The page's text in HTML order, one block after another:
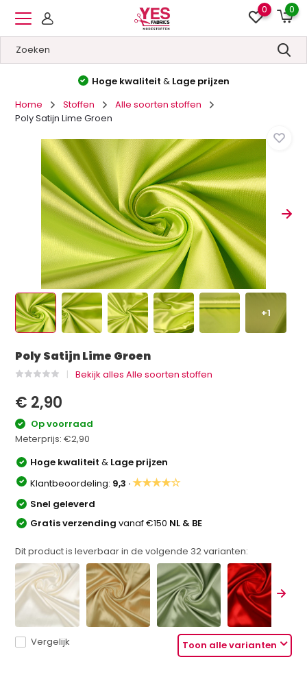
0 0
Hoge kwaliteit & Lage prijzen
Home
Stoffen
Alle soorten stoffen
Poly Satijn Lime Groen
+1
Poly Satijn Lime Groen
Bekijk alles Alle soorten stoffen
€ 2,90
Op voorraad
Meterprijs:€2,90
Hoge kwaliteit& Lage prijzen
Klantbeoordeling: 9,3 ·★★★★☆
Snel geleverd
Gratis verzendingvanaf €150 NL & BE
Dit product is leverbaar in de volgende 32varianten:
Toon alle varianten
Vergelijk